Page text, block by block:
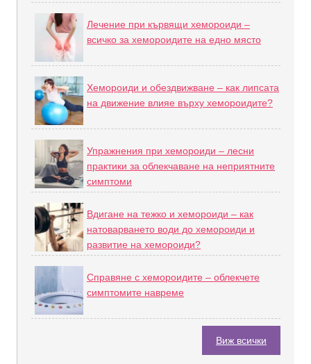
Лечение при кървящи хемороиди –
всичко за хемороидите на едно място
Хемороиди и обездвижване – как липсата
на движение влияе върху хемороидите?
Упражнения при хемороиди – лесни
практики за облекчаване на неприятните
симптоми
Вдигане на тежко и хемороиди – как
натоварването води до хемороиди и
развитие на хемороиди?
Справяне с хемороидите – облекчете
симптомите навреме
Виж всички